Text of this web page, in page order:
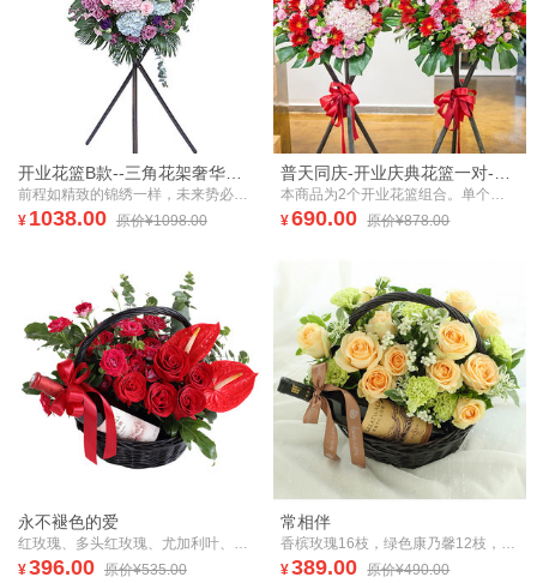
开业花篮B款--三角花架奢华款开业花篮、庆典花篮
前程如精致的锦绣一样，未来势必十分美好。
¥ 1038.00 原价¥1098.00
普天同庆-开业庆典花篮一对-鲜花好事成双、双喜临门开张鲜花礼品送女朋友元旦新年春节送礼拜访生日礼物
本商品为2个开业花篮组合。单个花篮花材：红太阳花20枝，粉色绣球1枝，粉洋桔梗10枝，粉红百合2枝，散尾葵5枝，龟背叶5枝，栀子叶10枝。
¥690.00 原价¥878.00
永不褪色的爱
¥396.00 原价¥535.00
常相伴
¥389.00 原价¥490.00